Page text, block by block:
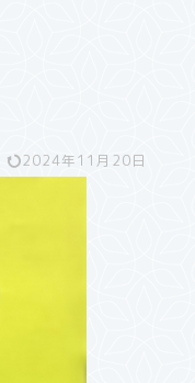
2024年11月20日